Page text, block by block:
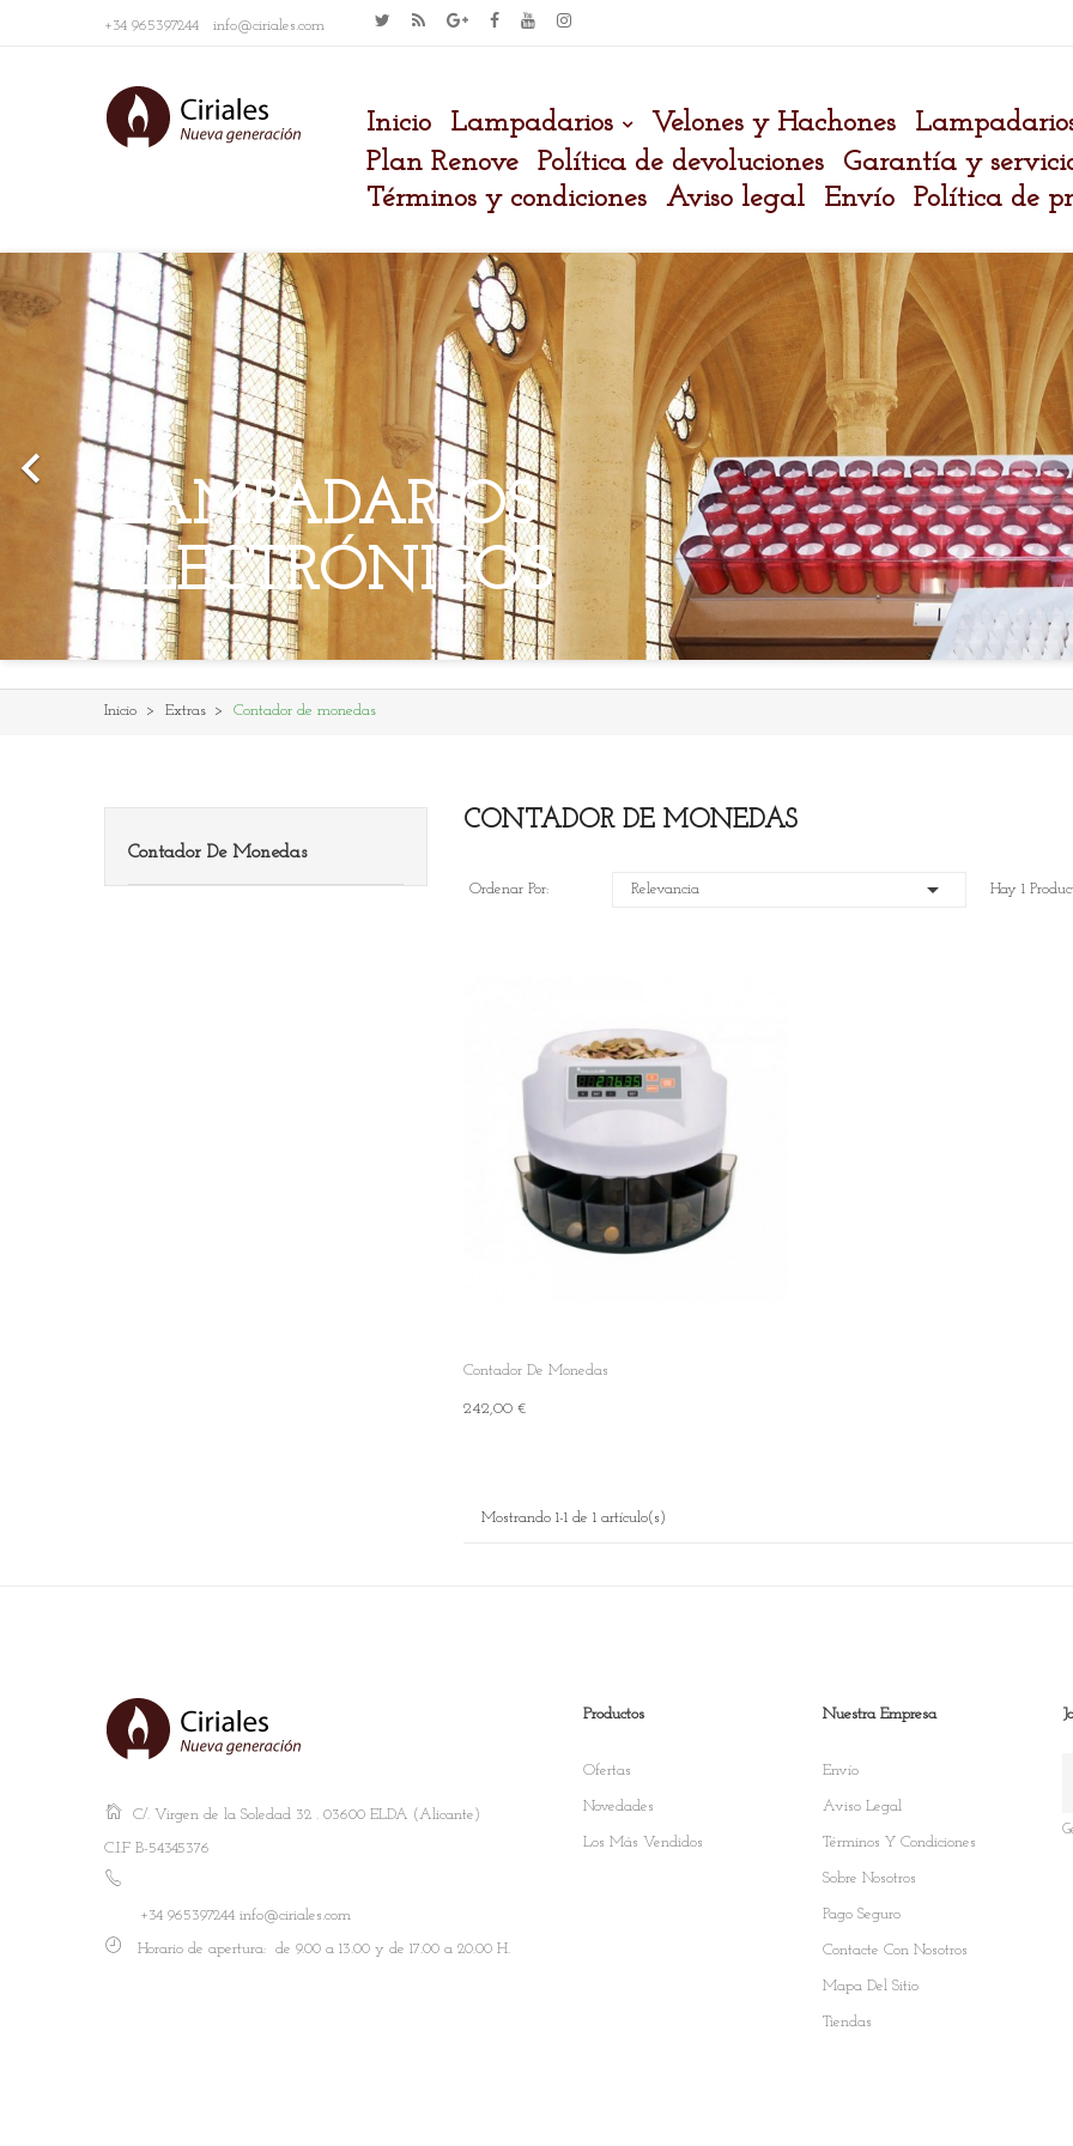
+34 965397244 info@ciriales.com
Inicio Lampadarios Velones y Hachones
Plan Renove
Política de devoluciones
Garantía y
Términos y condiciones
Aviso legal Envío Política de
LAMPADARIOS
ELECTRÓNICOS

Inicio Extras Contador de monedas
Contador De Monedas
CONTADOR DE MONEDAS
Ordenar Por: Relevancia  Hay 1
Contador De Monedas
242,00 €
+ Add To Cart
Mostrando 1-1 de 1 artículo(s)
C/. Virgen de la Soledad 32 . 03600 ELDA (Alicante)
C.I.F B-54345376
+34 965397244 info@ciriales.com
Horario de apertura: de 9.00 a 13.00 y de 17.00 a 20.00 H.
Productos
Ofertas
Novedades
Los Más Vendidos
Nuestra Empresa
Envío
Aviso Legal
Términos Y Condiciones
Sobre Nosotros
Pago Seguro
Contacte Con Nosotros
Mapa Del Sitio
Tiendas